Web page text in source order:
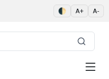
🌓 A+ A-